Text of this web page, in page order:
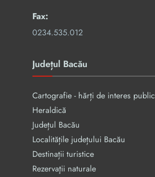
Fax:
0234.535.012
Județul Bacău
Cartografie - hărți de interes public
Heraldică
Județul Bacău
Localitățile județului Bacău
Destinații turistice
Rezervaţii naturale